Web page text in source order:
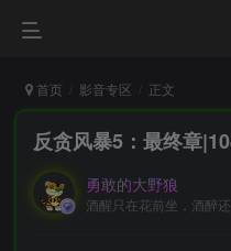
首页 影音专区 正文
反贪风暴5：最终章
勇敢的大野狼
酒醒只在花前坐，酒醉还